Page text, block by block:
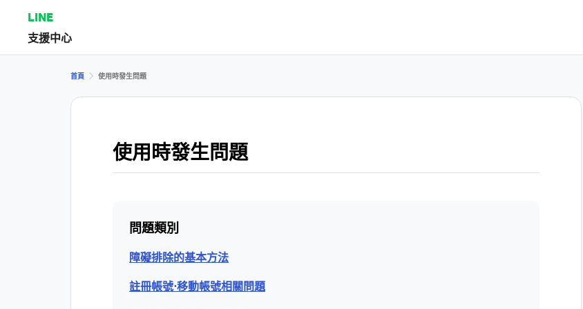
LINE
支援中心
首頁 使用時發生問題
使用時發生問題
問題類別
障礙排除的基本方法
註冊帳號⋅移動帳號相關問題